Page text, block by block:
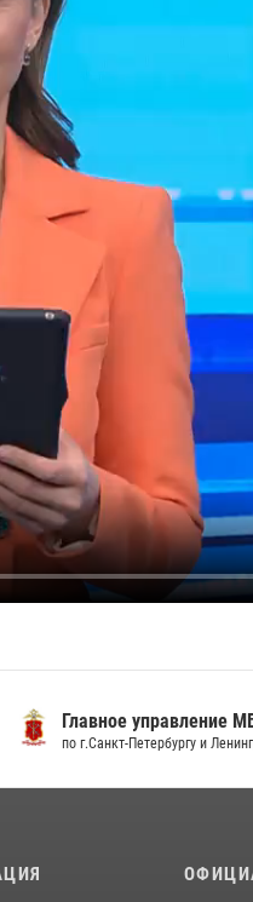
управление МВД России
Петербургу и Ленинградской